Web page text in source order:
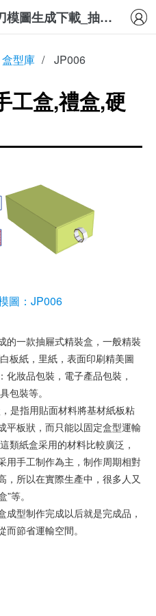
免費盒型模板展開圖刀模圖生成下載_抽屜型精品盒,手工盒,禮盒,硬紙板盒,精裝盒
盒型庫 / JP006
工盒,禮盒,硬
圖：JP006
的一款抽屜式精裝盒，一般精裝
板紙，里紙，表面印刷精美圖
妝品包裝，電子產品包裝，
包裝等。
是指用貼面材料將基材紙板粘
平板狀，而只能以固定盒型運輸
類紙盒采用的材料比較廣泛，
用手工制作為主，制作周期相對
，所以在實際生產中，很多人又
等。
型制作完成以后就是完成品，
節省運輸空間。